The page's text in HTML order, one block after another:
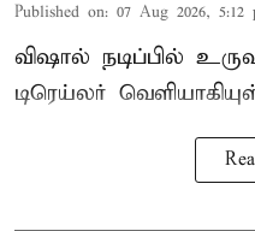
Published on: 07 Aug 2026, 5:12
விஷால் நடிப்பில்
டிரெய்லர்